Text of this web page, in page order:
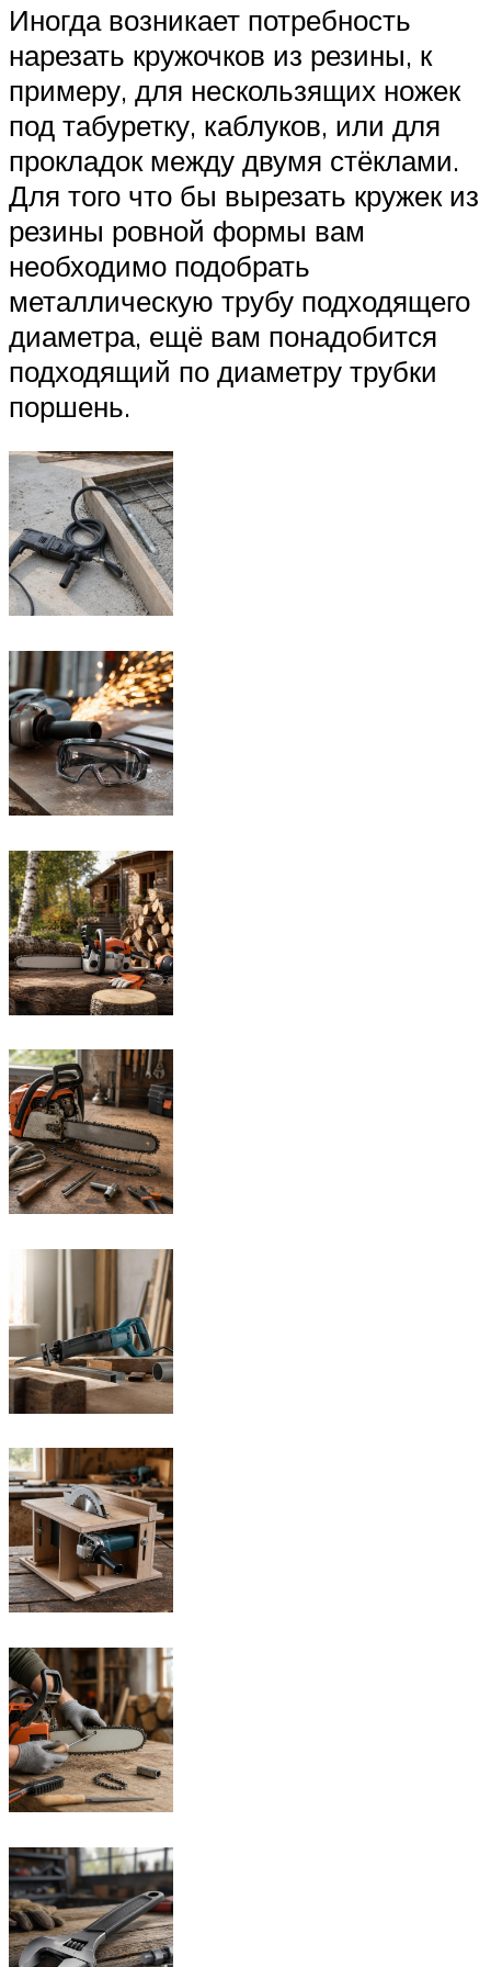
Иногда возникает потребность
нарезать кружочков из резины, к
примеру, для нескользящих ножек
под табуретку, каблуков, или для
прокладок между двумя стёклами.
Для того что бы вырезать кружек из
резины ровной формы вам
необходимо подобрать
металлическую трубу подходящего
диаметра, ещё вам понадобится
подходящий по диаметру трубки
поршень.